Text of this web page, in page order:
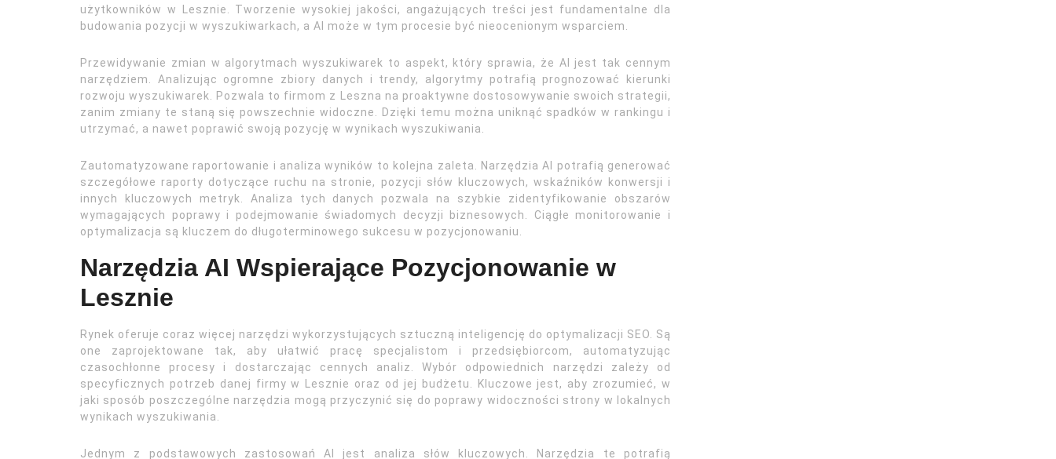
użytkowników w Lesznie. Tworzenie wysokiej jakości, angażujących treści jest fundamentalne dla
budowania pozycji w wyszukiwarkach, a AI może w tym procesie być nieocenionym wsparciem.
Przewidywanie zmian w algorytmach wyszukiwarek to aspekt, który sprawia, że AI jest tak cennym
narzędziem. Analizując ogromne zbiory danych i trendy, algorytmy potrafią prognozować kierunki
rozwoju wyszukiwarek. Pozwala to firmom z Leszna na proaktywne dostosowywanie swoich strategii,
zanim zmiany te staną się powszechnie widoczne. Dzięki temu można uniknąć spadków w rankingu i
utrzymać, a nawet poprawić swoją pozycję w wynikach wyszukiwania.
Zautomatyzowane raportowanie i analiza wyników to kolejna zaleta. Narzędzia AI potrafią generować
szczegółowe raporty dotyczące ruchu na stronie, pozycji słów kluczowych, wskaźników konwersji i
innych kluczowych metryk. Analiza tych danych pozwala na szybkie zidentyfikowanie obszarów
wymagających poprawy i podejmowanie świadomych decyzji biznesowych. Ciągłe monitorowanie i
optymalizacja są kluczem do długoterminowego sukcesu w pozycjonowaniu.
Narzędzia AI Wspierające Pozycjonowanie w
Lesznie
Rynek oferuje coraz więcej narzędzi wykorzystujących sztuczną inteligencję do optymalizacji SEO. Są
one zaprojektowane tak, aby ułatwić pracę specjalistom i przedsiębiorcom, automatyzując
czasochłonne procesy i dostarczając cennych analiz. Wybór odpowiednich narzędzi zależy od
specyficznych potrzeb danej firmy w Lesznie oraz od jej budżetu. Kluczowe jest, aby zrozumieć, w
jaki sposób poszczególne narzędzia mogą przyczynić się do poprawy widoczności strony w lokalnych
wynikach wyszukiwania.
Jednym z podstawowych zastosowań AI jest analiza słów kluczowych. Narzędzia te potrafią